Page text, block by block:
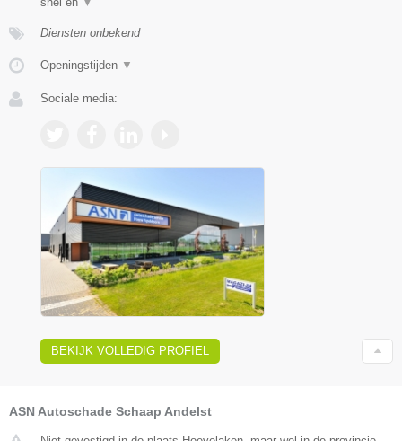
Diensten onbekend
Openingstijden ▼
Sociale media:
BEKIJK VOLLEDIG PROFIEL
ASN Autoschade Schaap Andelst